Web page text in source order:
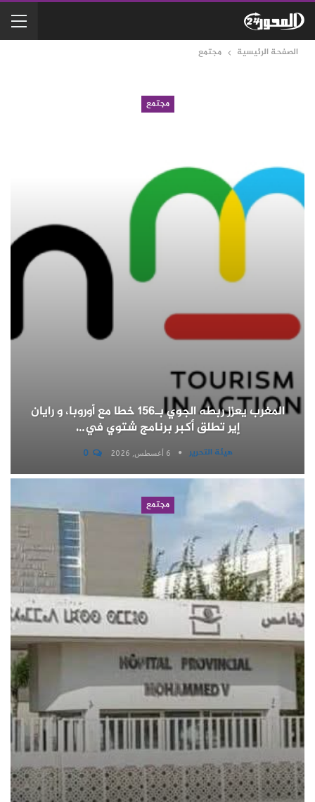
الصفحة الرئيسية مجتمع
مجتمع
المغرب يعزز ربطه الجوي بـ156 خطا مع أوروبا، و رايان
إير تطلق أكبر برنامج شتوي في…
هيئة التحرير 6 أغسطس, 2026 0
مجتمع